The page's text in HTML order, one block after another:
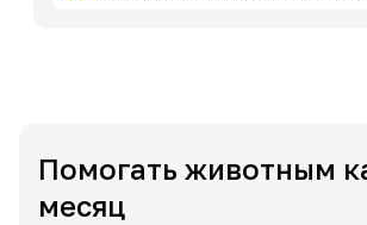
Помогать животным
месяц